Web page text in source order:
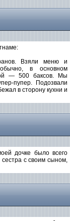
Взяли меню и
в основном
— 500 баксов. Мы
пупер. Подозвали
в сторону кухни и
дочке было всего
с своим сыном,